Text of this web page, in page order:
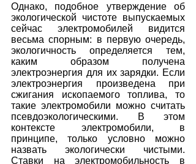
Однако, подобное утверждение об
экологической чистоте выпускаемых
сейчас электромобилей видится
весьма спорным: в первую очередь,
экологичность определяется тем,
каким образом получена
электроэнергия для их зарядки. Если
электроэнергия произведена при
сжигания ископаемого топлива, то
такие электромобили можно считать
псевдоэкологическими. В этом
контексте электромобили, в
принципе, только условно можно
назвать экологически чистыми.
Ставки на электромобильность в